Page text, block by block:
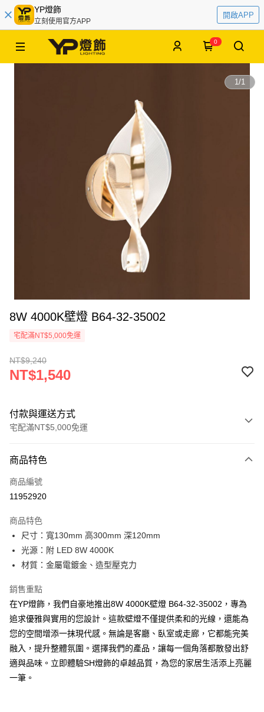
YP燈飾
立刻使用官方APP
開啟APP
0
1/1
8W 4000K壁燈 B64-32-35002
宅配滿NT$5,000免運
NT$9,240
NT$1,540
付款與運送方式
宅配滿NT$5,000免運
信用卡一次付款
LINE Pay
街口支付
悠遊付
全盈+PAY
AFTEE先享後付
相關說明
【關於「AFTEE先享後付」】
AFTEE先享後付是「在收到商品之後才付款」的支付方式。 讓您購物簡單
便利好安心！
１．簡單：不需註冊會員、不需綁卡、不需儲值。
商品特色
商品編號
11952920
商品特色
尺寸：寬130mm 高300mm 深120mm
光源：附 LED 8W 4000K
材質：金屬電鍍金、造型壓克力
銷售重點
在YP燈飾，我們自豪地推出8W 4000K壁燈 B64-32-35002，專為
追求優雅與實用的您設計。這款壁燈不僅提供柔和的光線，還能為
您的空間增添一抹現代感。無論是客廳、臥室或走廊，它都能完美
融入，提升整體氛圍。選擇我們的產品，讓每一個角落都散發出舒
適與品味。立即體驗SH燈飾的卓越品質，為您的家居生活添上亮麗
一筆。